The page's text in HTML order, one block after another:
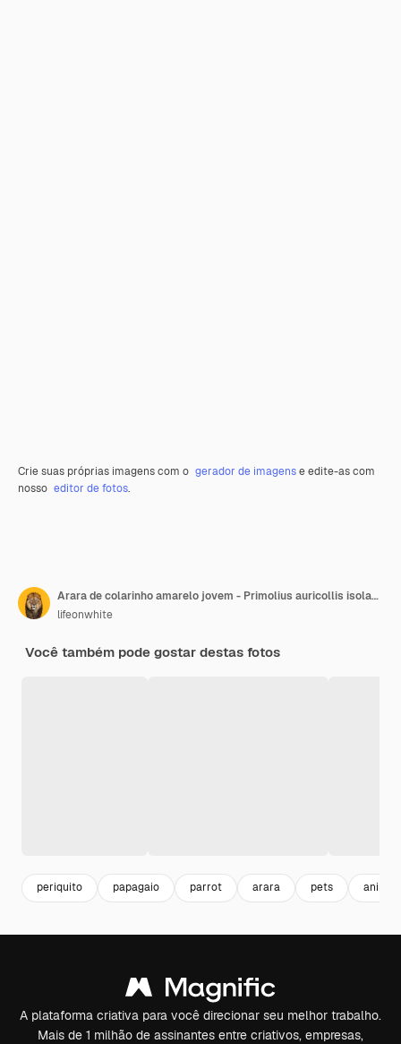
Crie suas próprias imagens com o gerador de imagense edite-as com
nosso editor de fotos.
Arara de colarinho amarelo jovem - Primolius auricollis isolado
lifeonwhite
Você também pode gostar destas fotos
periquito papagaio parrot arara pets
A plataforma criativa para você direcionar seu melhor trabalho.
Mais de 1 milhão de assinantes entre criativos, empresas,